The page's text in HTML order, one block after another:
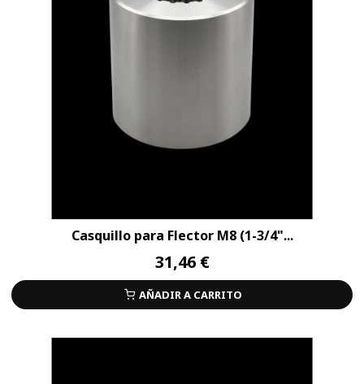
Casquillo para Flector M8 (1-3/4"...
31,46 €
AÑADIR A CARRITO